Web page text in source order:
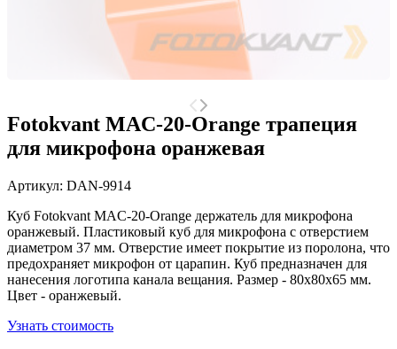
Fotokvant MAC-20-Orange трапеция
для микрофона оранжевая
Артикул: DAN-9914
Куб Fotokvant MAC-20-Orange держатель для микрофона
оранжевый. Пластиковый куб для микрофона с отверстием
диаметром 37 мм. Отверстие имеет покрытие из поролона, что
предохраняет микрофон от царапин. Куб предназначен для
нанесения логотипа канала вещания. Размер - 80x80x65 мм.
Цвет - оранжевый.
Узнать стоимость